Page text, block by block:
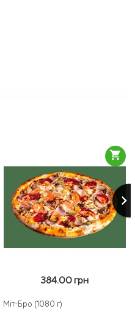
keyboard_arrow_right
384.00 грн
Міт-Бро (1080 г)
shopping_cart